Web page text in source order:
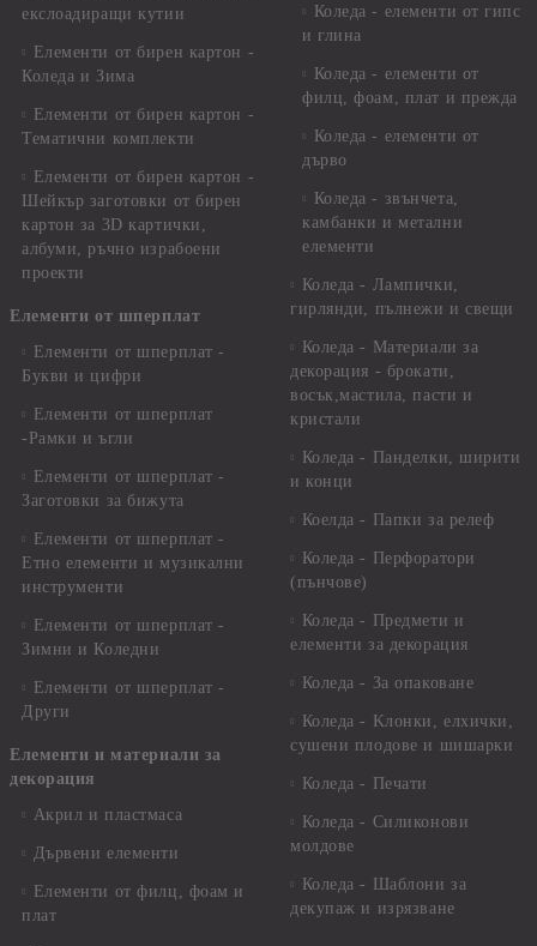
екслоадиращи кутии
Елементи от бирен картон -
Коледа и Зима
Елементи от бирен картон -
Тематични комплекти
Елементи от бирен картон -
Шейкър заготовки от бирен
картон за 3D картички,
албуми, ръчно израбоени
проекти
Елементи от шперплат
Елементи от шперплат -
Букви и цифри
Елементи от шперплат
-Рамки и ъгли
Елементи от шперплат -
Заготовки за бижута
Елементи от шперплат -
Етно елементи и музикални
инструменти
Елементи от шперплат -
Зимни и Коледни
Елементи от шперплат -
Други
Елементи и материали за
декорация
Акрил и пластмаса
Дървени елементи
Елементи от филц, фоам и
плат
Коледа - елементи от гипс
и глина
Коледа - елементи от
филц, фоам, плат и прежда
Коледа - елементи от
дърво
Коледа - звънчета,
камбанки и метални
елементи
Коледа - Лампички,
гирлянди, пълнежи и свещи
Коледа - Материали за
декорация - брокати,
восък,мастила, пасти и
кристали
Коледа - Панделки, ширити
и конци
Коелда - Папки за релеф
Коледа - Перфоратори
(пънчове)
Коледа - Предмети и
елементи за декорация
Коледа - За опаковане
Коледа - Kлонки, елхички,
сушени плодове и шишарки
Коледа - Печати
Коледа - Силиконови
молдове
Коледа - Шаблони за
декупаж и изрязване